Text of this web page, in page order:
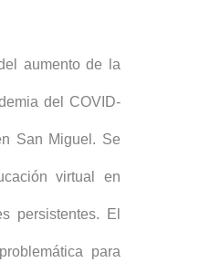
aumento de la
del COVID-
San Miguel. Se
virtual en
persistentes. El
para